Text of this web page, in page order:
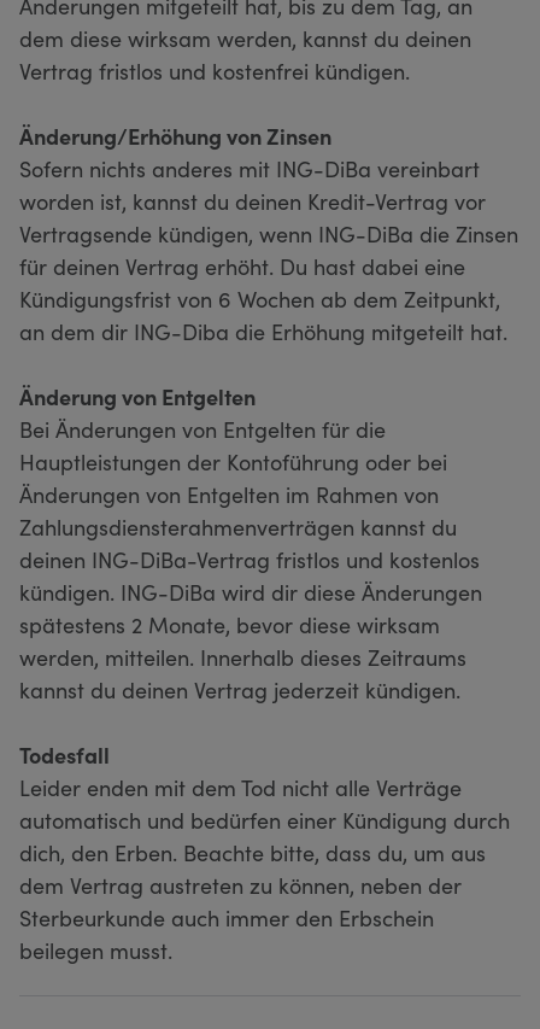
dem diese wirksam werden, kannst du deinen
Vertrag fristlos und kostenfrei kündigen.
Änderung/Erhöhung von Zinsen
Sofern nichts anderes mit ING-DiBa vereinbart
worden ist, kannst du deinen Kredit-Vertrag vor
Vertragsende kündigen, wenn ING-DiBa die Zinsen
für deinen Vertrag erhöht. Du hast dabei eine
Kündigungsfrist von 6 Wochen ab dem Zeitpunkt,
an dem dir ING-Diba die Erhöhung mitgeteilt hat.
Änderung von Entgelten
Bei Änderungen von Entgelten für die
Hauptleistungen der Kontoführung oder bei
Änderungen von Entgelten im Rahmen von
Zahlungsdiensterahmenverträgen kannst du
deinen ING-DiBa-Vertrag fristlos und kostenlos
kündigen. ING-DiBa wird dir diese Änderungen
spätestens 2 Monate, bevor diese wirksam
werden, mitteilen. Innerhalb dieses Zeitraums
kannst du deinen Vertrag jederzeit kündigen.
Todesfall
Leider enden mit dem Tod nicht alle Verträge
automatisch und bedürfen einer Kündigung durch
dich, den Erben. Beachte bitte, dass du, um aus
dem Vertrag austreten zu können, neben der
Sterbeurkunde auch immer den Erbschein
beilegen musst.